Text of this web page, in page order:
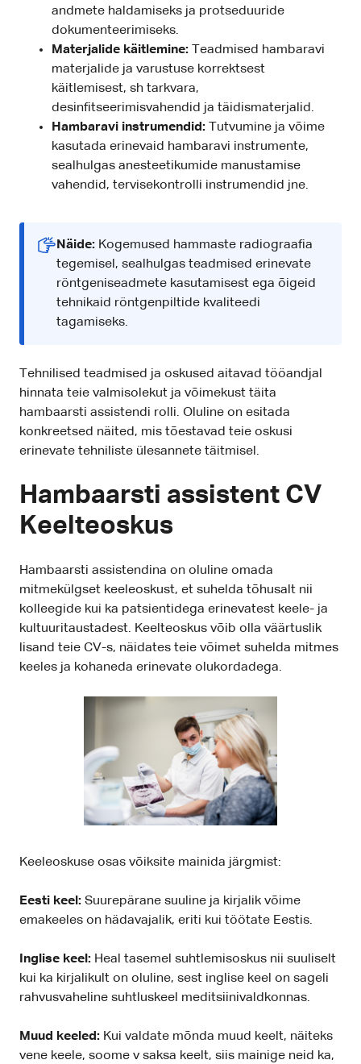
andmete haldamiseks ja protseduuride
dokumenteerimiseks.
Materjalide käitlemine: Teadmised hambaravi
materjalide ja varustuse korrektsest
käitlemisest, sh tarkvara,
desinfitseerimisvahendid ja täidismaterjalid.
Hambaravi instrumendid: Tutvumine ja võime
kasutada erinevaid hambaravi instrumente,
sealhulgas anesteetikumide manustamise
vahendid, tervisekontrolli instrumendid jne.
Näide: Kogemused hammaste radiograafia
tegemisel, sealhulgas teadmised erinevate
röntgeniseadmete kasutamisest ega õigeid
tehnikaid röntgenpiltide kvaliteedi
tagamiseks.
Tehnilised teadmised ja oskused aitavad tööandjal
hinnata teie valmisolekut ja võimekust täita
hambaarsti assistendi rolli. Oluline on esitada
konkreetsed näited, mis tõestavad teie oskusi
erinevate tehniliste ülesannete täitmisel.
Hambaarsti assistent CV
Keelteoskus
Hambaarsti assistendina on oluline omada
mitmekülgset keeleoskust, et suhelda tõhusalt nii
kolleegide kui ka patsientidega erinevatest keele- ja
kultuuritaustadest. Keelteoskus võib olla väärtuslik
lisand teie CV-s, näidates teie võimet suhelda mitmes
keeles ja kohaneda erinevate olukordadega.
Keeleoskuse osas võiksite mainida järgmist:
Eesti keel: Suurepärane suuline ja kirjalik võime
emakeeles on hädavajalik, eriti kui töötate Eestis.
Inglise keel: Heal tasemel suhtlemisoskus nii suuliselt
kui ka kirjalikult on oluline, sest inglise keel on sageli
rahvusvaheline suhtluskeel meditsiinivaldkonnas.
Muud keeled: Kui valdate mõnda muud keelt, näiteks
vene keele, soome v saksa keelt, siis mainige neid ka,